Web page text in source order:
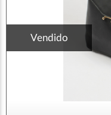
Vendido